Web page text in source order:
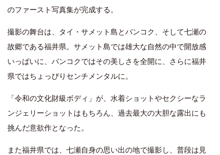
のファースト写真集が完成する。
撮影の舞台は、タイ・サメット島とバンコク、そして七瀬の
故郷である福井県。サメット島では雄大な自然の中で開放感
いっぱいに、バンコクではその美しさを全開に、さらに福井
県ではちょっぴりセンチメンタルに。
「令和の文化財級ボディ」が、水着ショットやセクシーなラ
ンジェリーショットはもちろん、過去最大の大胆な露出にも
挑んだ意欲作となった。
また福井県では、七瀬自身の思い出の地で撮影し、普段は見